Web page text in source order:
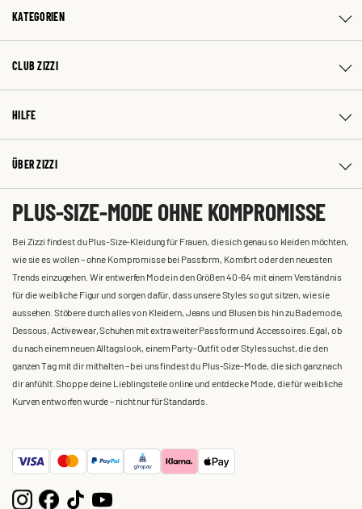
KATEGORIEN
CLUB ZIZZI
HILFE
ÜBER ZIZZI
PLUS-SIZE-MODE OHNE KOMPROMISSE
Bei Zizzi findest du Plus-Size-Kleidung für Frauen, die sich genau so kleiden möchten,
wie sie es wollen – ohne Kompromisse bei Passform, Komfort oder den neuesten
Trends einzugehen. Wir entwerfen Mode in den Größen 40-64 mit einem Verständnis
für die weibliche Figur und sorgen dafür, dass unsere Styles so gut sitzen, wie sie
aussehen. Stöbere durch alles von Kleidern, Jeans und Blusen bis hin zu Bademode,
Dessous, Activewear, Schuhen mit extra weiter Passform und Accessoires. Egal, ob
du nach einem neuen Alltagslook, einem Party-Outfit oder Styles suchst, die den
ganzen Tag mit dir mithalten – bei uns findest du Plus-Size-Mode, die sich ganz nach
dir anfühlt. Shoppe deine Lieblingsteile online und entdecke Mode, die für weibliche
Kurven entworfen wurde – nicht nur für Standards.